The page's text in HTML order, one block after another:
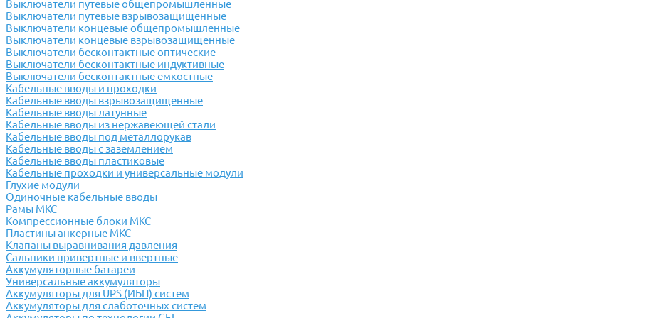
Выключатели путевые общепромышленные
Выключатели путевые взрывозащищенные
Выключатели концевые общепромышленные
Выключатели концевые взрывозащищенные
Выключатели бесконтактные оптические
Выключатели бесконтактные индуктивные
Выключатели бесконтактные емкостные
Кабельные вводы и проходки
Кабельные вводы взрывозащищенные
Кабельные вводы латунные
Кабельные вводы из нержавеющей стали
Кабельные вводы под металлорукав
Кабельные вводы с заземлением
Кабельные вводы пластиковые
Кабельные проходки и универсальные модули
Глухие модули
Одиночные кабельные вводы
Рамы МКС
Компрессионные блоки МКС
Пластины анкерные МКС
Клапаны выравнивания давления
Сальники привертные и ввертные
Аккумуляторные батареи
Универсальные аккумуляторы
Аккумуляторы для UPS (ИБП) систем
Аккумуляторы для слаботочных систем